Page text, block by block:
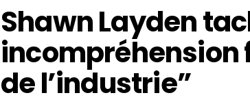
Shawn Layden
de l’industrie”